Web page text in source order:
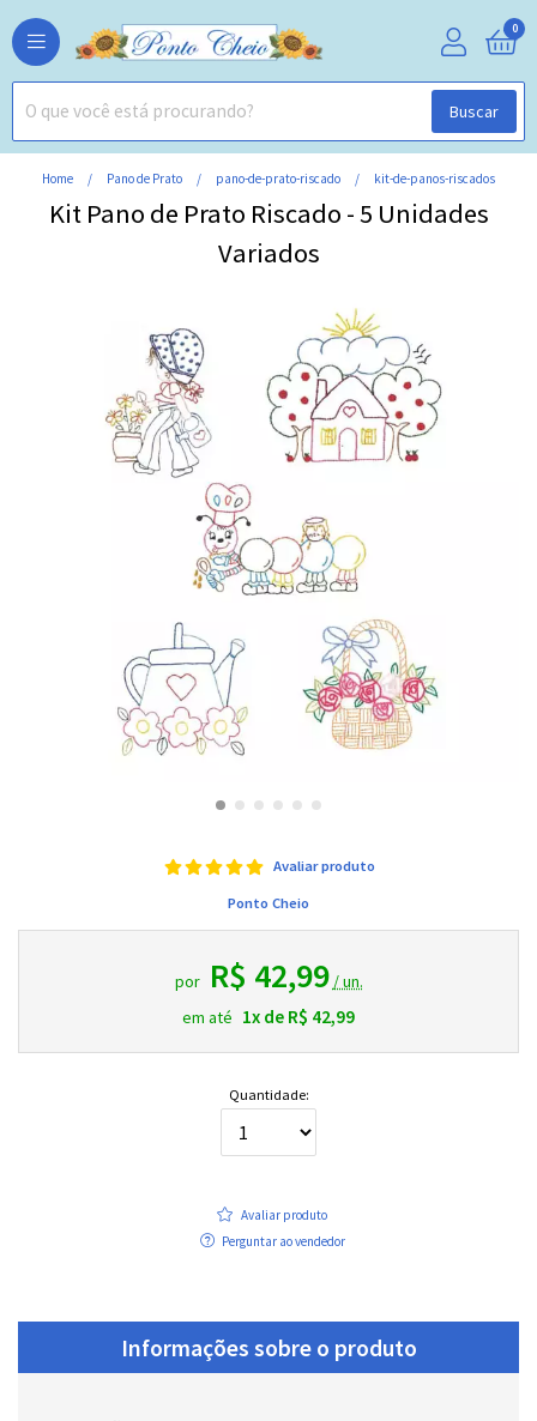
Buscar
0
Home Pano de Prato pano-de-prato-riscado kit-de-panos-riscados
Kit Pano de Prato Riscado - 5 Unidades
Variados
Avaliar produto
Ponto Cheio
por R$ 42,99 / un.
em até 1x de R$ 42,99
Quantidade:
Avaliar produto
Perguntar ao vendedor
Informações sobre o produto